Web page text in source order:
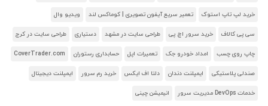
خرید لپ تاپ استوک تعمیر سریع آیفون تصویری | کوماکس لند ویدیو وال
سی پی کالاف خرید سرور اچ پی طراحی سایت در مشهد دستیاری طراحی سایت در کرج
چاپ روی چسب امداد خودرو جک تعمیرات اپل حسابداری رستوران CoverTrader.com
صندلی پلاستیکی ایمپلنت دندان دلتا اف ایکس خرید رم سرور ایمپلنت دیجیتال
خدمات DevOps مدیریت سرور انیمیشن چینی